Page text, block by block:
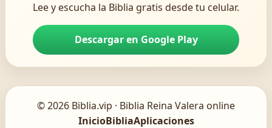
Lee y escucha la Biblia gratis desde tu celular.
Descargar en Google Play
© 2026 Biblia.vip · Biblia Reina Valera online
InicioBibliaAplicaciones